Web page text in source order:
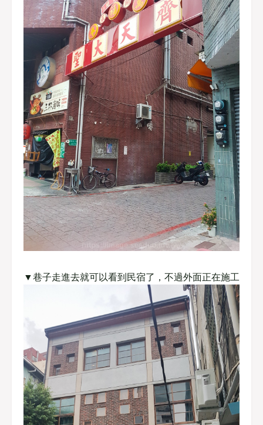
▼巷子走進去就可以看到民宿了，不過外面正在施工